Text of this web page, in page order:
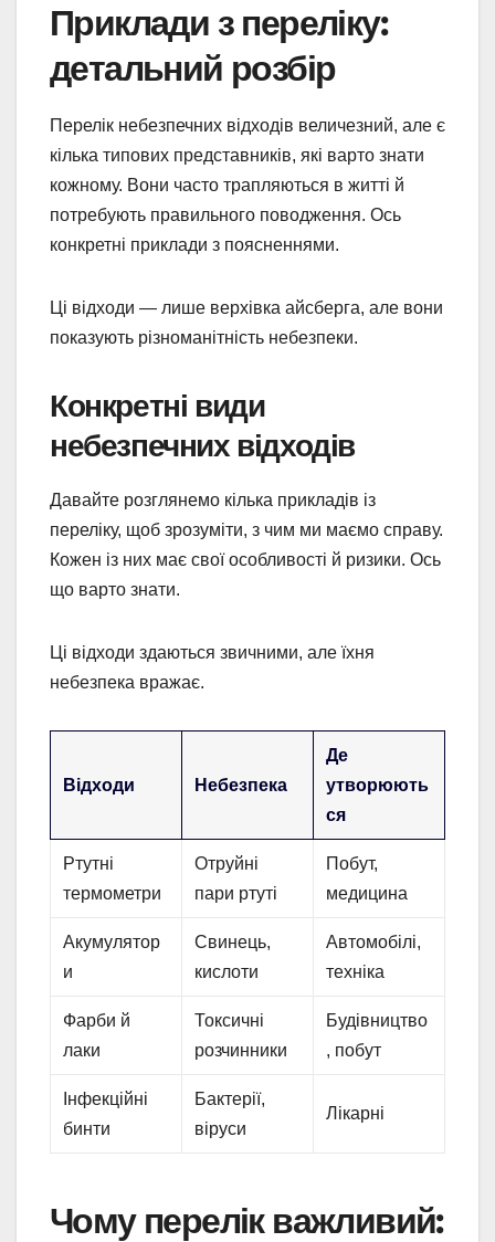
Приклади з переліку:
детальний розбір
Перелік небезпечних відходів величезний, але є
кілька типових представників, які варто знати
кожному. Вони часто трапляються в житті й
потребують правильного поводження. Ось
конкретні приклади з поясненнями.
Ці відходи — лише верхівка айсберга, але вони
показують різноманітність небезпеки.
Конкретні види
небезпечних відходів
Давайте розглянемо кілька прикладів із
переліку, щоб зрозуміти, з чим ми маємо справу.
Кожен із них має свої особливості й ризики. Ось
що варто знати.
Ці відходи здаються звичними, але їхня
небезпека вражає.
Відходи Небезпека
Де
утворюють
ся
Ртутні
термометри
Отруйні
пари ртуті
Побут,
медицина
Акумулятор
и
Свинець,
кислоти
Автомобілі,
техніка
Фарби й
лаки
Токсичні
розчинники
Будівництво
, побут
Інфекційні
бинти
Бактерії,
віруси
Лікарні
Чому перелік важливий: